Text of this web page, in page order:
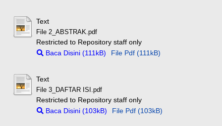
Text
File 2_ABSTRAK.pdf
Restricted to Repository staff only
Baca Disini (111kB)
File Pdf (111kB)
Text
File 3_DAFTAR ISI.pdf
Restricted to Repository staff only
Baca Disini (103kB)
File Pdf (103kB)